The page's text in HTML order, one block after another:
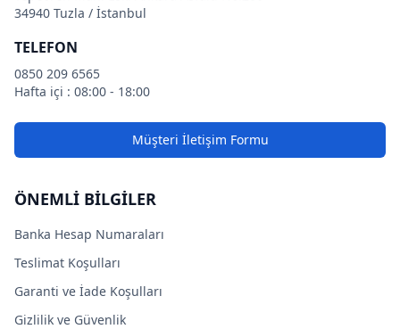
34940 Tuzla / İstanbul
TELEFON
0850 209 6565
Hafta içi : 08:00 - 18:00
Müşteri İletişim Formu
ÖNEMLİ BİLGİLER
Banka Hesap Numaraları
Teslimat Koşulları
Garanti ve İade Koşulları
Gizlilik ve Güvenlik